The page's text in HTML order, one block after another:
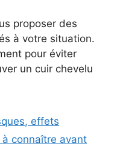
proposer des
à votre situation.
pour éviter
un cuir chevelu
effets
connaître avant